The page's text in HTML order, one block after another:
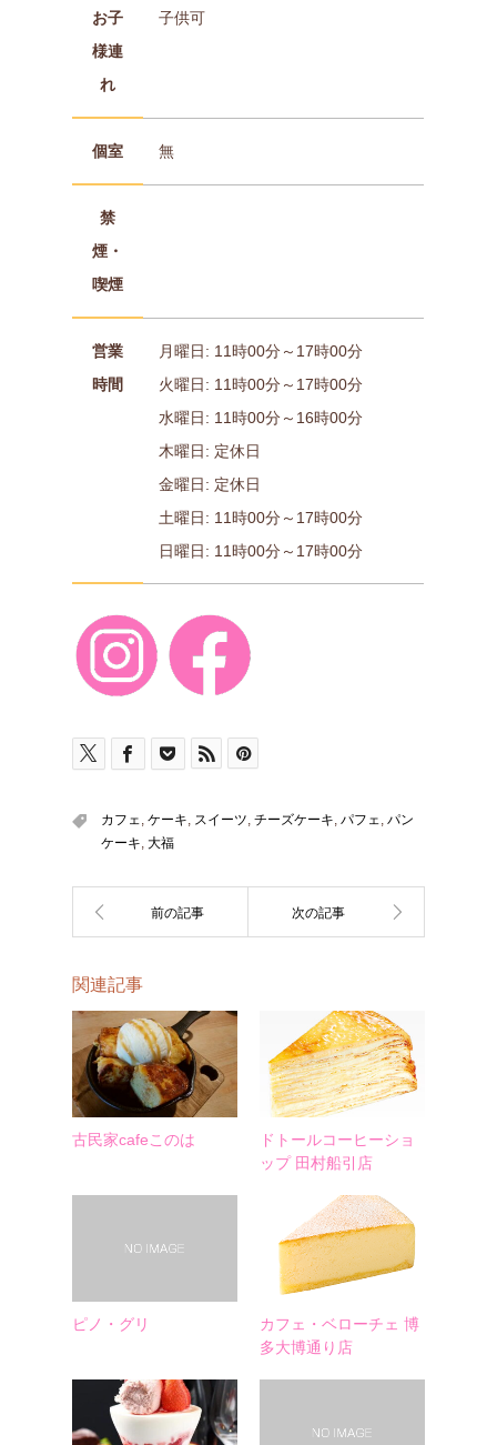
お子
様連
れ
子供可
個室 無
禁
煙・
喫煙
営業
時間
月曜日: 11時00分～17時00分
火曜日: 11時00分～17時00分
水曜日: 11時00分～16時00分
木曜日: 定休日
金曜日: 定休日
土曜日: 11時00分～17時00分
日曜日: 11時00分～17時00分
カフェ, ケーキ, スイーツ, チーズケーキ, パフェ, パン
ケーキ, 大福
関連記事
古民家cafeこのは
ドトールコーヒーショ
ップ 田村船引店
ピノ・グリ
カフェ・ベローチェ 博
多大博通り店